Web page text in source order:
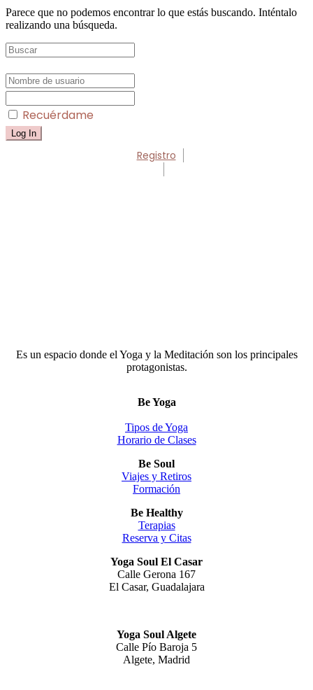
Parece que no podemos encontrar lo que estás buscando. Inténtalo
realizando una búsqueda.
Recuérdame
Registro
Es un espacio donde el Yoga y la Meditación son los principales
protagonistas.
Be Yoga
Tipos de Yoga
Horario de Clases
Be Soul
Viajes y Retiros
Formación
Be Healthy
Terapias
Reserva y Citas
Yoga Soul El Casar
Calle Gerona 167
El Casar, Guadalajara
Yoga Soul Algete
Calle Pío Baroja 5
Algete, Madrid